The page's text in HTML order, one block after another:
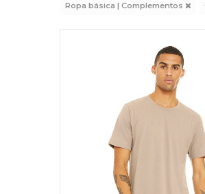
Ropa básica | Complementos